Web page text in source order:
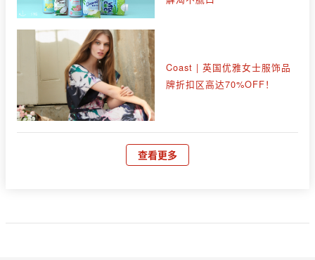
Coast | 英国优雅女士服饰品
牌折扣区高达70%OFF！
查看更多